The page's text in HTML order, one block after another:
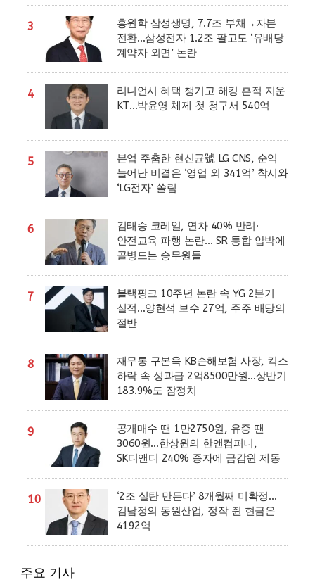
3
홍원학 삼성생명, 7.7조 부채→자본
전환…삼성전자 1.2조 팔고도 ‘유배당
계약자 외면’ 논란
4
리니언시 혜택 챙기고 해킹 흔적 지운
KT…박윤영 체제 첫 청구서 540억
5
본업 주춤한 현신균號 LG CNS, 순익
늘어난 비결은 ‘영업 외 341억’ 착시와
‘LG전자’ 쏠림
6
김태승 코레일, 연차 40% 반려·
안전교육 파행 논란… SR 통합 압박에
골병드는 승무원들
7
블랙핑크 10주년 논란 속 YG 2분기
실적…양현석 보수 27억, 주주 배당의
절반
8
재무통 구본욱 KB손해보험 사장, 킥스
하락 속 성과급 2억8500만원…상반기
183.9%도 잠정치
9
공개매수 땐 1만2750원, 유증 땐
3060원…한상원의 한앤컴퍼니,
SK디앤디 240% 증자에 금감원 제동
10
‘2조 실탄 만든다’ 8개월째 미확정…
김남정의 동원산업, 정작 쥔 현금은
4192억
주요 기사